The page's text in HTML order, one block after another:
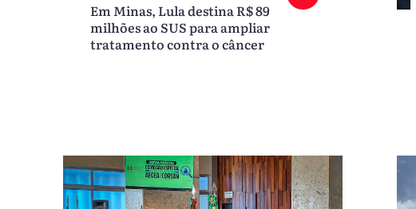
Em Minas, Lula destina R$ 89
milhões ao SUS para ampliar
tratamento contra o câncer